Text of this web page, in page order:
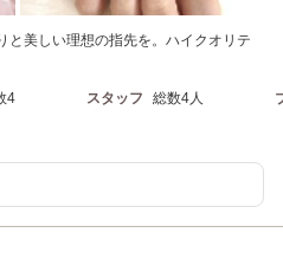
と美しい理想の指先を。ハイクオリテ
4 スタッフ 総数4人